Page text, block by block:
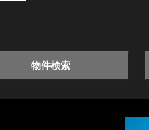
物件検索